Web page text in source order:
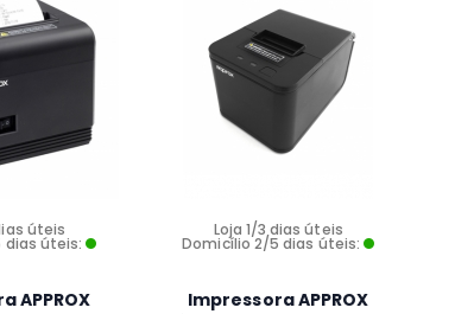
úteis
dias úteis:
APPROX
Loja 1/3 dias úteis
Domicílio 2/5 dias úteis:
Impressora APPROX